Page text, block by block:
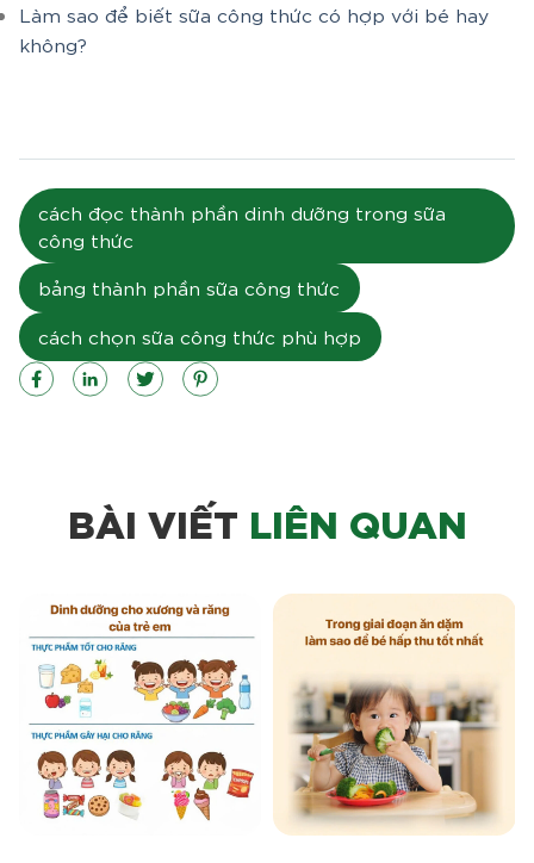
Làm sao để biết sữa công thức có hợp với bé hay
không?
cách đọc thành phần dinh dưỡng trong sữa
công thức
bảng thành phần sữa công thức
cách chọn sữa công thức phù hợp
BÀI VIẾT LIÊN QUAN